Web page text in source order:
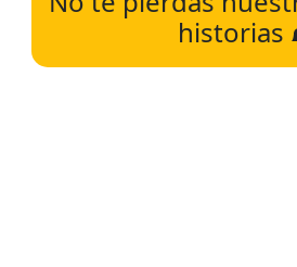
historias